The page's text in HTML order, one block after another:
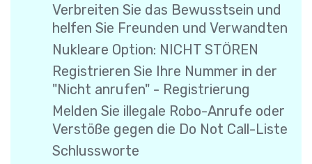
Verbreiten Sie das Bewusstsein und
helfen Sie Freunden und Verwandten
Nukleare Option: NICHT STÖREN
Registrieren Sie Ihre Nummer in der
"Nicht anrufen" - Registrierung
Melden Sie illegale Robo-Anrufe oder
Verstöße gegen die Do Not Call-Liste
Schlussworte